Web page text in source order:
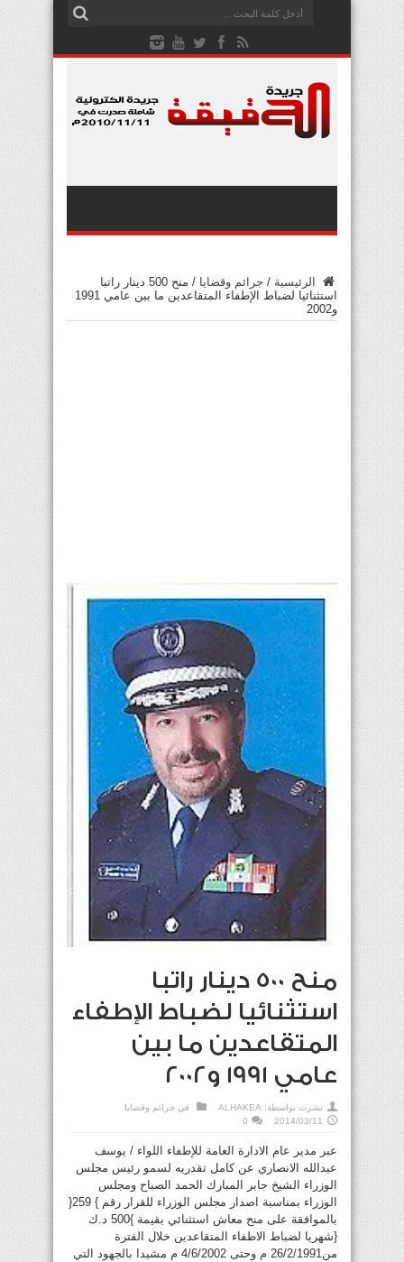
الرئيسية / جرائم وقضايا /
منح 500 دينار راتبا
استثنائيا لضباط الإطفاء المتقاعدين ما بين عامي 1991
و2002
منح 500 دينار راتبا
استثنائيا لضباط الإطفاء
المتقاعدين ما بين
عامي 1991 و2002
نشرت بواسطة: ALHAKEA في جرائم وقضايا
2014/03/11
0
عبر مدير عام الادارة العامة للإطفاء اللواء / يوسف
عبدالله الانصاري عن كامل تقدريه لسمو رئيس مجلس
الوزراء الشيخ جابر المبارك الحمد الصباح ومجلس
الوزراء بمناسبة اصدار مجلس الوزراء للقرار رقم } 259{
بالموافقة على منح معاش استثنائي بقيمة }500 د.ك
{شهريا لضباط الاطفاء المتقاعدين خلال الفترة
من26/2/1991 م وحتى 4/6/2002 م مشيدا بالجهود التي